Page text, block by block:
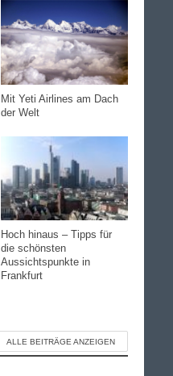
Mit Yeti Airlines am Dach
der Welt
Hoch hinaus – Tipps für
die schönsten
Aussichtspunkte in
Frankfurt
ALLE BEITRÄGE ANZEIGEN